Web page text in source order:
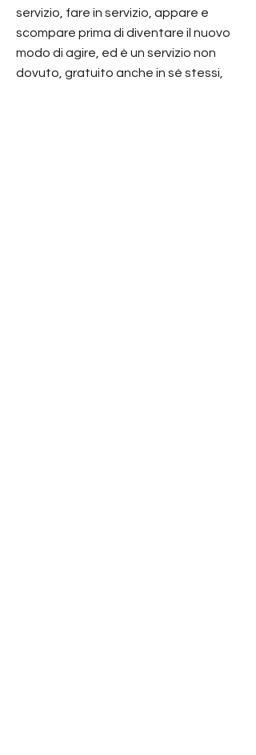
servizio, fare in servizio, appare e
scompare prima di diventare il nuovo
modo di agire, ed è un servizio non
dovuto, gratuito anche in sé stessi,